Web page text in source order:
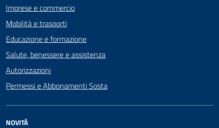
Imprese e commercio
Mobilità e trasporti
Educazione e formazione
Salute, benessere e assistenza
Autorizzazioni
Permessi e Abbonamenti Sosta
NOVITÀ